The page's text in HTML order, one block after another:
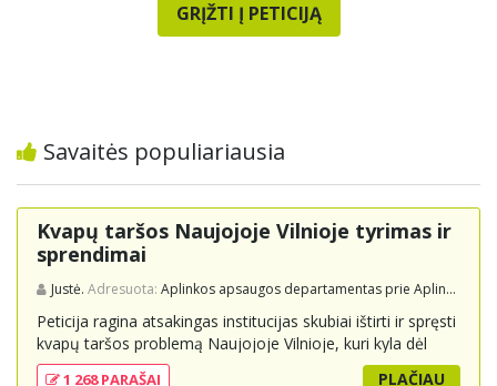
GRĮŽTI Į PETICIJĄ
Savaitės populiariausia
Kvapų taršos Naujojoje Vilnioje tyrimas ir
sprendimai
Justė. Adresuota: Aplinkos apsaugos departamentas prie Aplinkos ministerijos
Peticija ragina atsakingas institucijas skubiai ištirti ir spręsti
kvapų taršos problemą Naujojoje Vilnioje, kuri kyla dėl
buitinių atliekų sąvartyno Pramonės g. 141. Gyventojai
1 268 PARAŠAI PLAČIAU